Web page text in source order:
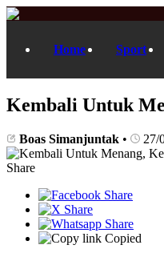
Home Sport
Kembali Untuk
Boas Simanjuntak • 27/
Share
Copied